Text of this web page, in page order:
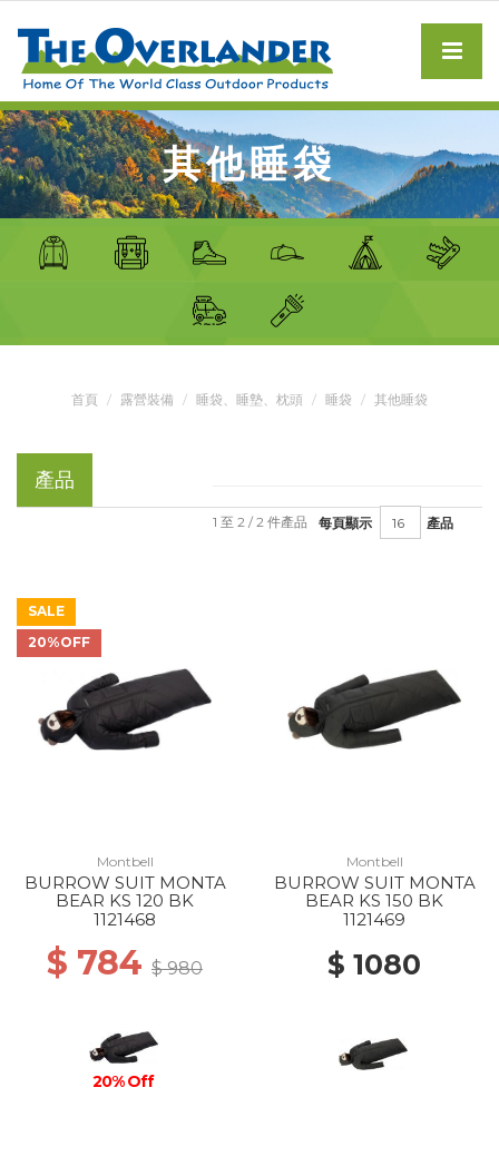
其他睡袋
首頁 露營裝備 睡袋、睡墊、枕頭 睡袋 其他睡袋
產品
每頁顯示 產品
1 至 2 / 2 件產品
SALE
20%OFF
Montbell
BURROW SUIT MONTA
BEAR KS 120 BK
1121468
$ 784 $ 980
20% Off
Montbell
BURROW SUIT MONTA
BEAR KS 150 BK
1121469
$ 1080